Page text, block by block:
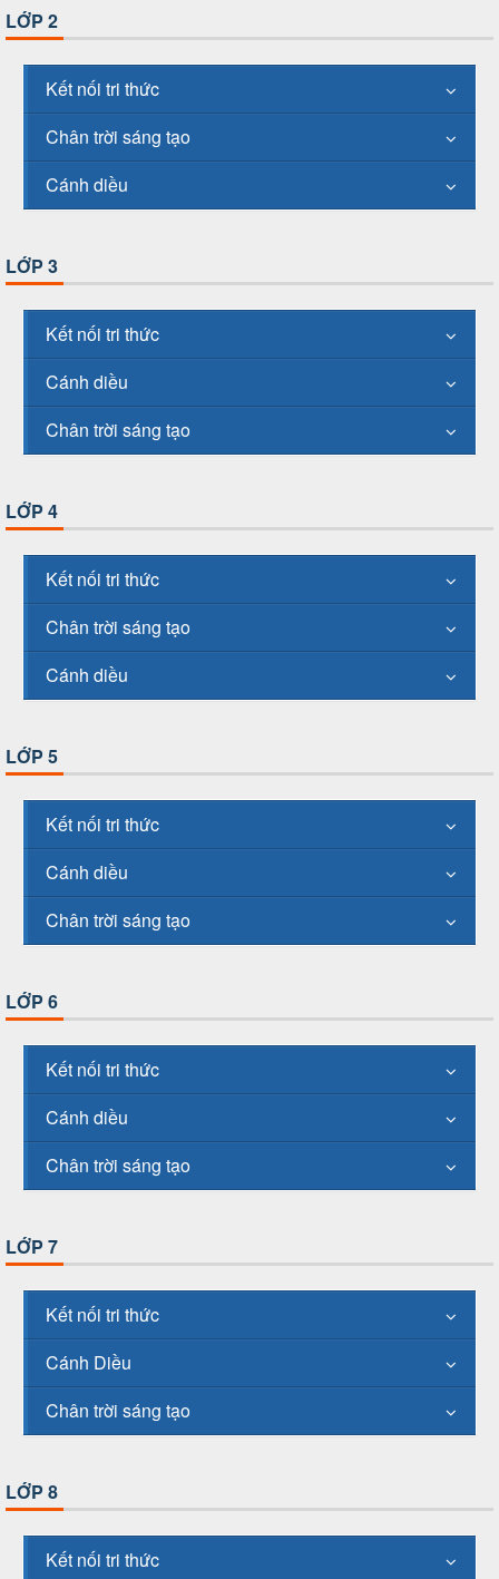
LỚP 2
Kết nối tri thức
Chân trời sáng tạo
Cánh diều
LỚP 3
Kết nối tri thức
Cánh diều
Chân trời sáng tạo
LỚP 4
Kết nối tri thức
Chân trời sáng tạo
Cánh diều
LỚP 5
Kết nối tri thức
Cánh diều
Chân trời sáng tạo
LỚP 6
Kết nối tri thức
Cánh diều
Chân trời sáng tạo
LỚP 7
Kết nối tri thức
Cánh Diều
Chân trời sáng tạo
LỚP 8
Kết nối tri thức